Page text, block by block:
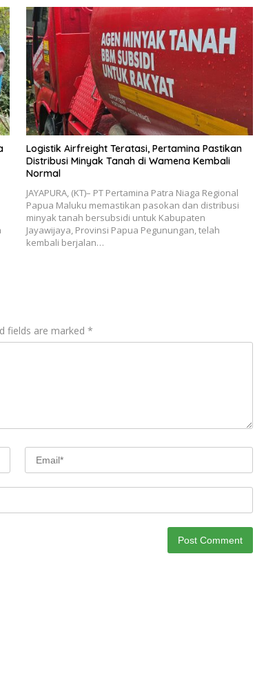
Logistik Airfreight Teratasi, Pertamina Pastikan
Distribusi Minyak Tanah di Wamena Kembali
Normal
JAYAPURA, (KT)– PT Pertamina Patra Niaga Regional
Papua Maluku memastikan pasokan dan distribusi
minyak tanah bersubsidi untuk Kabupaten
Jayawijaya, Provinsi Papua Pegunungan, telah
kembali berjalan…
fields are marked *